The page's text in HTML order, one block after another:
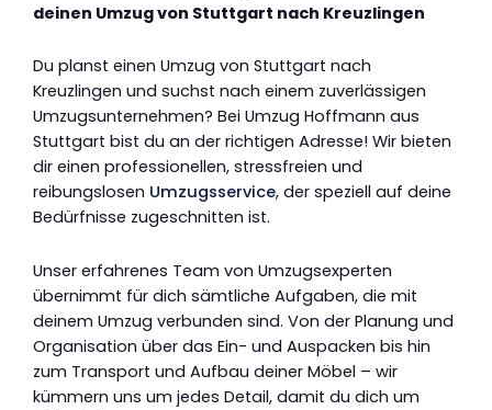
deinen Umzug von Stuttgart nach Kreuzlingen
Du planst einen Umzug von Stuttgart nach
Kreuzlingen und suchst nach einem zuverlässigen
Umzugsunternehmen? Bei Umzug Hoffmann aus
Stuttgart bist du an der richtigen Adresse! Wir bieten
dir einen professionellen, stressfreien und
reibungslosen Umzugsservice, der speziell auf deine
Bedürfnisse zugeschnitten ist.
Unser erfahrenes Team von Umzugsexperten
übernimmt für dich sämtliche Aufgaben, die mit
deinem Umzug verbunden sind. Von der Planung und
Organisation über das Ein- und Auspacken bis hin
zum Transport und Aufbau deiner Möbel – wir
kümmern uns um jedes Detail, damit du dich um